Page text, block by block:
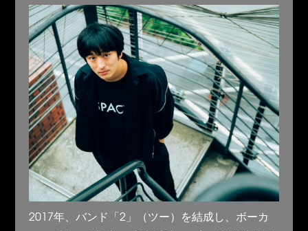
2017年、バンド「2」（ツー）を結成し、ボーカ